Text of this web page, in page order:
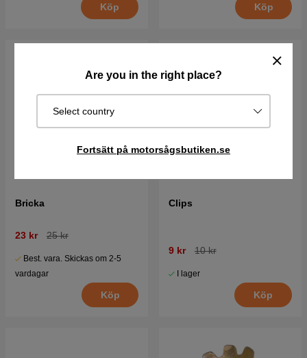
Are you in the right place?
Select country
Fortsätt på motorsågsbutiken.se
Köp Köp
Bricka
23 kr 25 kr
Best. vara. Skickas om 2-5
vardagar
Köp
Clips
9 kr 10 kr
I lager
Köp